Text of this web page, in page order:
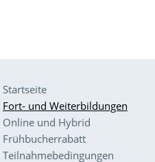
Startseite
Fort- und Weiterbildungen
Online und Hybrid
Frühbucherrabatt
Teilnahmebedingungen